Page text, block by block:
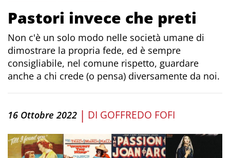
Pastori invece che preti
Non c'è un solo modo nelle società umane di
dimostrare la propria fede, ed è sempre
consigliabile, nel comune rispetto, guardare
anche a chi crede (o pensa) diversamente da noi.
16 Ottobre 2022 | DI GOFFREDO FOFI